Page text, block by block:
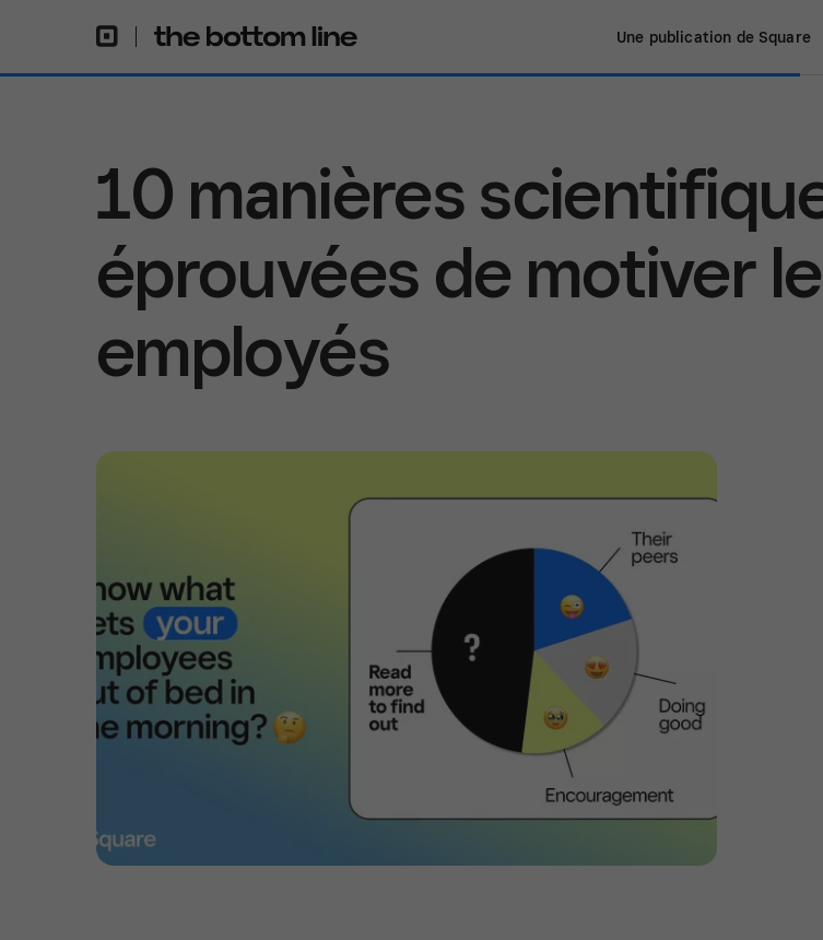
Une publication de Square
10 manières
éprouvées de motiver
employés